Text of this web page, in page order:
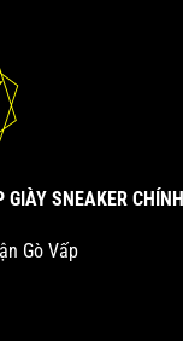
GIÀY SNEAKER
Gò Vấp